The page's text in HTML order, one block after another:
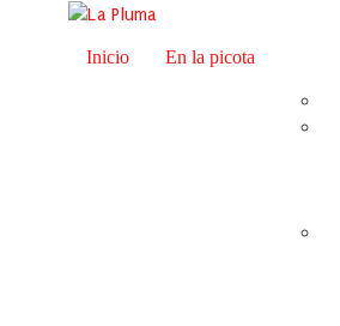
Inicio En la picota